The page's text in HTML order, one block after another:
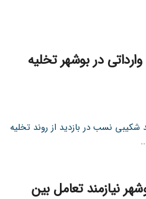
در بوشهر تخلیه
شکیبی نسب در بازدید از روند تخلیه
نیازمند تعامل بین